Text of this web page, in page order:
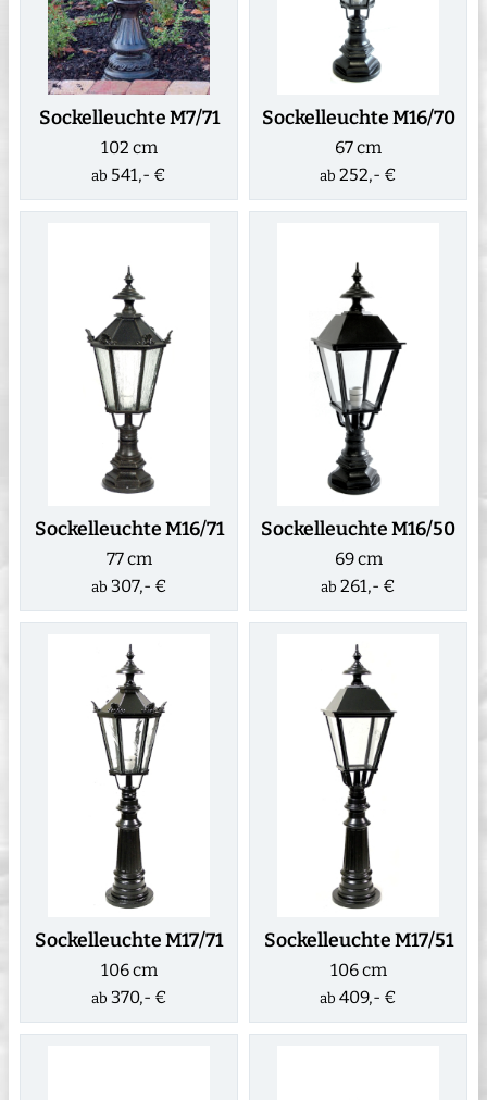
Sockelleuchte M7/71
102 cm
ab 541,- €
Sockelleuchte M16/70
67 cm
ab 252,- €
Sockelleuchte M16/71
77 cm
ab 307,- €
Sockelleuchte M16/50
69 cm
ab 261,- €
Sockelleuchte M17/71
106 cm
ab 370,- €
Sockelleuchte M17/51
106 cm
ab 409,- €